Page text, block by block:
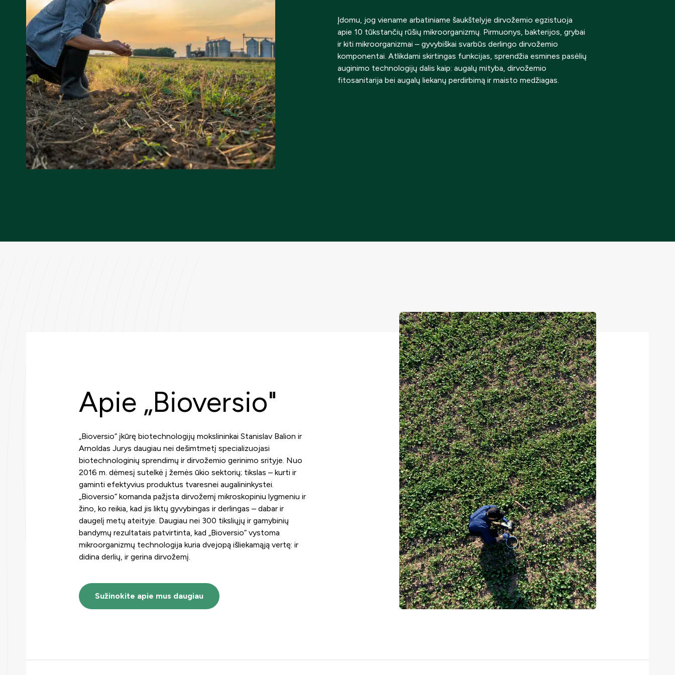
Įdomu, jog viename arbatiniame šaukštelyje dirvožemio egzistuoja
apie 10 tūkstančių rūšių mikroorganizmų. Pirmuonys, bakterijos, grybai
ir kiti mikroorganizmai – gyvybiškai svarbūs derlingo dirvožemio
komponentai. Atlikdami skirtingas funkcijas, sprendžia esmines pasėlių
auginimo technologijų dalis kaip: augalų mityba, dirvožemio
fitosanitarija bei augalų liekanų perdirbimą ir maisto medžiagas.
Apie „Bioversio"
„Bioversio“ įkūrę biotechnologijų mokslininkai Stanislav Balion ir
Arnoldas Jurys daugiau nei dešimtmetį specializuojasi
biotechnologinių sprendimų ir dirvožemio gerinimo srityje. Nuo
2016 m. dėmesį sutelkė į žemės ūkio sektorių; tikslas – kurti ir
gaminti efektyvius produktus tvaresnei augalininkystei.
„Bioversio“ komanda pažįsta dirvožemį mikroskopiniu lygmeniu ir
žino, ko reikia, kad jis liktų gyvybingas ir derlingas – dabar ir
daugelį metų ateityje. Daugiau nei 300 tiksliųjų ir gamybinių
bandymų rezultatais patvirtinta, kad „Bioversio“ vystoma
mikroorganizmų technologija kuria dvejopą išliekamąją vertę: ir
didina derlių, ir gerina dirvožemį.
Sužinokite apie mus daugiau